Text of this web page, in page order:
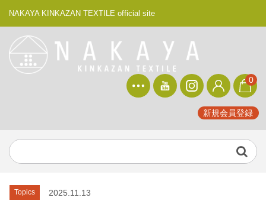
NAKAYA KINKAZAN TEXTILE official site
0
新規会員登録
NHKプラス ドキュメント20min. ...
Topics
2026.2.12
Topics
2025.11.13